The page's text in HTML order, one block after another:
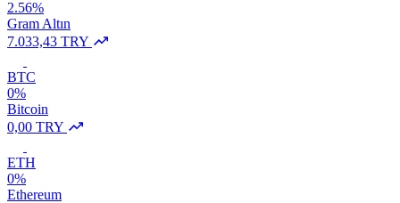
2.56%
Gram Altın
7.033,43 TRY
BTC
0%
Bitcoin
0,00 TRY
ETH
0%
Ethereum